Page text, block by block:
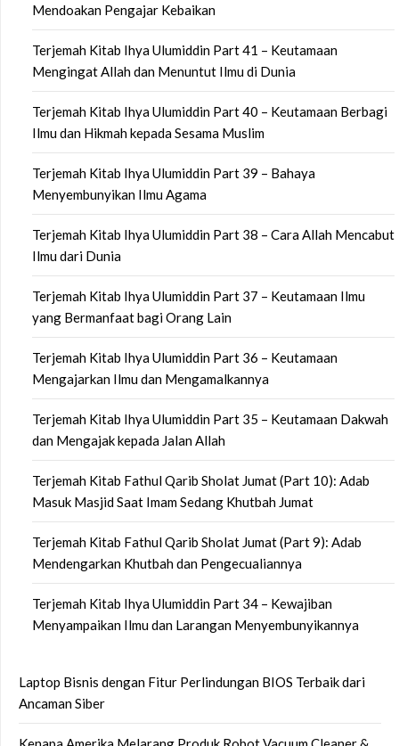
Mendoakan Pengajar Kebaikan
Terjemah Kitab Ihya Ulumiddin Part 41 – Keutamaan
Mengingat Allah dan Menuntut Ilmu di Dunia
Terjemah Kitab Ihya Ulumiddin Part 40 – Keutamaan Berbagi
Ilmu dan Hikmah kepada Sesama Muslim
Terjemah Kitab Ihya Ulumiddin Part 39 – Bahaya
Menyembunyikan Ilmu Agama
Terjemah Kitab Ihya Ulumiddin Part 38 – Cara Allah Mencabut
Ilmu dari Dunia
Terjemah Kitab Ihya Ulumiddin Part 37 – Keutamaan Ilmu
yang Bermanfaat bagi Orang Lain
Terjemah Kitab Ihya Ulumiddin Part 36 – Keutamaan
Mengajarkan Ilmu dan Mengamalkannya
Terjemah Kitab Ihya Ulumiddin Part 35 – Keutamaan Dakwah
dan Mengajak kepada Jalan Allah
Terjemah Kitab Fathul Qarib Sholat Jumat (Part 10): Adab
Masuk Masjid Saat Imam Sedang Khutbah Jumat
Terjemah Kitab Fathul Qarib Sholat Jumat (Part 9): Adab
Mendengarkan Khutbah dan Pengecualiannya
Terjemah Kitab Ihya Ulumiddin Part 34 – Kewajiban
Menyampaikan Ilmu dan Larangan Menyembunyikannya
Laptop Bisnis dengan Fitur Perlindungan BIOS Terbaik dari
Ancaman Siber